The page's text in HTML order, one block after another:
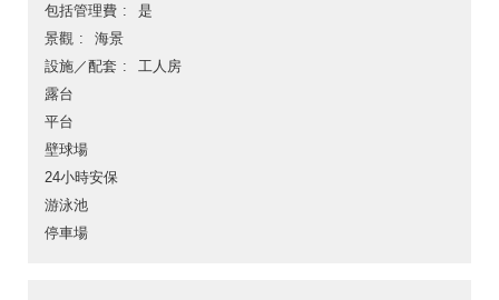
包括管理費
是
景觀
海景
設施／配套
工人房
露台
平台
壁球場
24小時安保
游泳池
停車場